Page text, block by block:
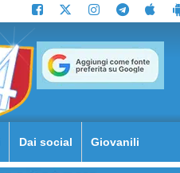
Dai social Giovanili